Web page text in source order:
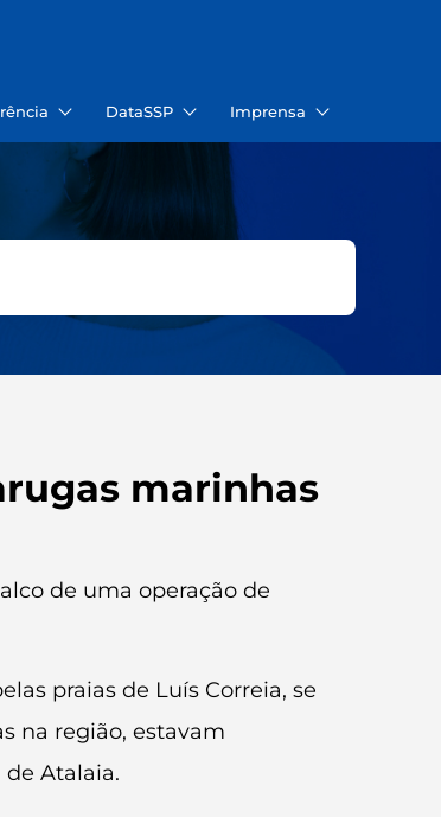
DataSSP Imprensa
marinhas
de uma operação de
praias de Luís Correia, se
na região, estavam
Atalaia.